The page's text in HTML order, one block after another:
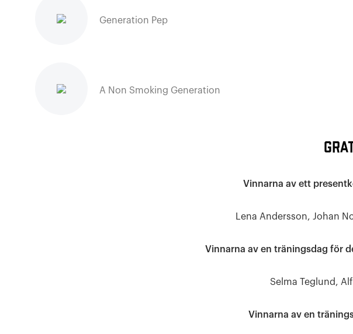
Generation Pep
A Non Smoking Generation
Vinnarna av ett
Lena Andersson, Johan
Vinnarna av en träningsdag för
Selma Teglund,
Vinnarna av en